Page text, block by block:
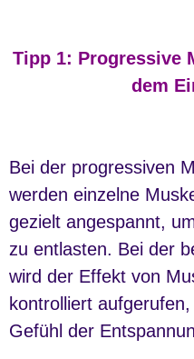
Tipp 1: Progressive
dem
Bei der progressiven
werden einzelne
gezielt angespannt,
zu entlasten. Bei der
wird der Effekt von
kontrolliert
Gefühl der